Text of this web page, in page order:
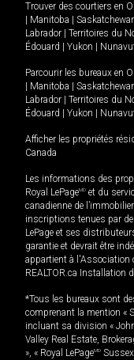
Trouver des courtiers en
Manitoba
Labrador
Territoires du
Édouard
Yukon
Parcourir les bureaux en
Manitoba
Labrador
Territoires du
Édouard
Yukon
Afficher les propriétés
Canada
Les informations des
Royal LePageMD et du
canadienne de
inscriptions tenues par
LePage et ses
garantie et devrait être
appartient à l'Association
REALTOR.ca Installation
*Tous les bureaux sont
comprenant la mention «
incluant sa division «
Valley Real Estate,
», « Royal LePageMD